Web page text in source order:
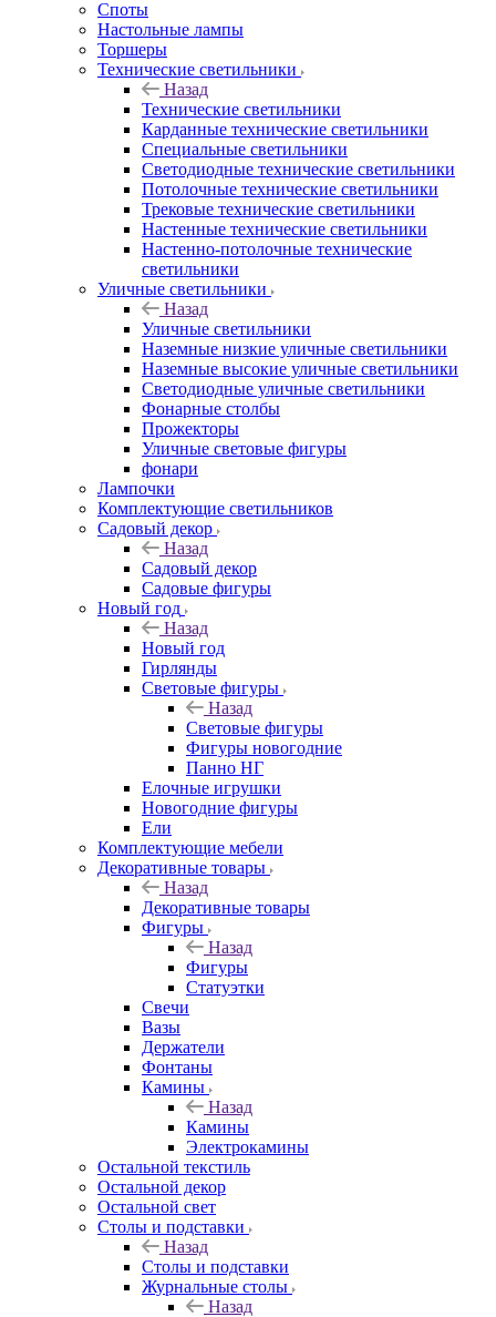
Споты
Настольные лампы
Торшеры
Технические светильники
Назад
Технические светильники
Карданные технические светильники
Специальные светильники
Светодиодные технические светильники
Потолочные технические светильники
Трековые технические светильники
Настенные технические светильники
Настенно-потолочные технические
светильники
Уличные светильники
Назад
Уличные светильники
Наземные низкие уличные светильники
Наземные высокие уличные светильники
Светодиодные уличные светильники
Фонарные столбы
Прожекторы
Уличные световые фигуры
фонари
Лампочки
Комплектующие светильников
Садовый декор
Назад
Садовый декор
Садовые фигуры
Новый год
Назад
Новый год
Гирлянды
Световые фигуры
Назад
Световые фигуры
Фигуры новогодние
Панно НГ
Елочные игрушки
Новогодние фигуры
Ели
Комплектующие мебели
Декоративные товары
Назад
Декоративные товары
Фигуры
Назад
Фигуры
Статуэтки
Свечи
Вазы
Держатели
Фонтаны
Камины
Назад
Камины
Электрокамины
Остальной текстиль
Остальной декор
Остальной свет
Столы и подставки
Назад
Столы и подставки
Журнальные столы
Назад